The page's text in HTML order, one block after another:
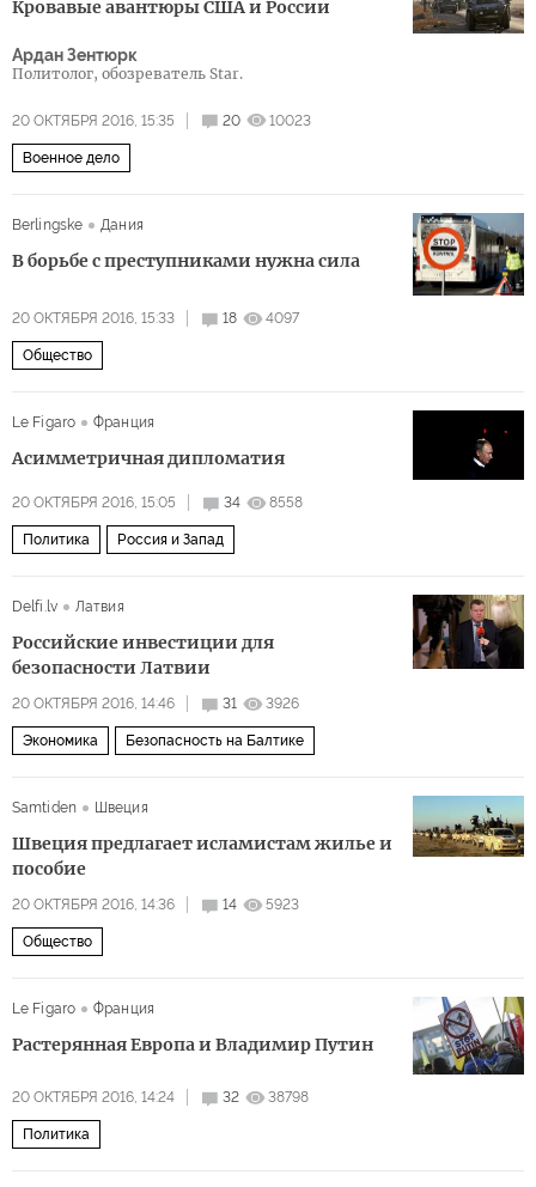
Кровавые авантюры США и России
Ардан Зентюрк
Политолог, обозреватель Star.
20 ОКТЯБРЯ 2016, 15:35 20 10023
Военное дело
Berlingske Дания
В борьбе с преступниками нужна сила
20 ОКТЯБРЯ 2016, 15:33 18 4097
Общество
Le Figaro Франция
Асимметричная дипломатия
20 ОКТЯБРЯ 2016, 15:05 34 8558
Политика Россия и Запад
Delfi.lv Латвия
Российские инвестиции для
безопасности Латвии
20 ОКТЯБРЯ 2016, 14:46 31 3926
Экономика Безопасность на Балтике
Samtiden Швеция
Швеция предлагает исламистам жилье и
пособие
20 ОКТЯБРЯ 2016, 14:36 14 5923
Общество
Le Figaro Франция
Растерянная Европа и Владимир Путин
20 ОКТЯБРЯ 2016, 14:24 32 38798
Политика